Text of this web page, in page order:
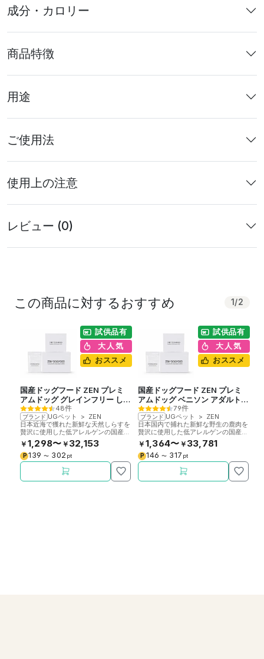
成分・カロリー
商品特徴
用途
ご使用法
使用上の注意
レビュー (0)
この商品に対するおすすめ 1 /2
試供品有
大人気
おススメ
国産ドッグフード ZEN プレミ
アムドッグ グレインフリー しら
す アダルト&シニア
48件
ブランド UGペット > ZEN
日本近海で獲れた新鮮な天然しらすを
贅沢に使用した低アレルゲンの国産ド
ッグフードです。成犬、高齢犬用総合
栄養食。低リン。
￥ 1,298〜 ￥ 32,153
P 139 〜 302 pt
試供品有
大人気
おススメ
国産ドッグフード ZEN プレミ
アムドッグ ベニソン アダルト&
シニア
79件
ブランド UGペット > ZEN
日本国内で捕れた新鮮な野生の鹿肉を
贅沢に使用した低アレルゲンの国産ド
ッグフードです。成犬、高齢犬用総合
栄養食。低リン。
￥ 1,364〜 ￥ 33,781
P 146 〜 317 pt